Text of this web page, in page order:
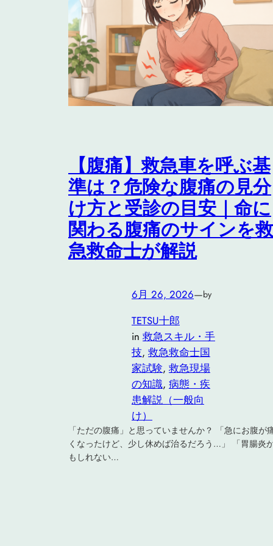
【腹痛】救急車を呼ぶ基
準は？危険な腹痛の見分
け方と受診の目安｜命に
関わる腹痛のサインを救
急救命士が解説
6月 26, 2026—by
TETSU十郎
in 救急スキル・手
技, 救急救命士国
家試験, 救急現場
の知識, 病態・疾
患解説（一般向
け）
「ただの腹痛」と思っていませんか？ 「急にお腹が
くなったけど、少し休めば治るだろう…」 「胃腸炎
もしれない…